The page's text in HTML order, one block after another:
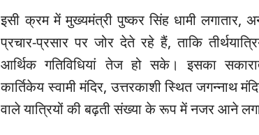
इसी क्रम में मुख्यमंत्री पुष्कर सिंह धामी लगातार,
प्रचार-प्रसार पर जोर देते रहे हैं, ताकि
आर्थिक गतिविधियां तेज हो सके। इसका
कार्तिकेय स्वामी मंदिर, उत्तरकाशी स्थित जगन्नाथ
वाले यात्रियों की बढ़ती संख्या के रूप में नजर आने